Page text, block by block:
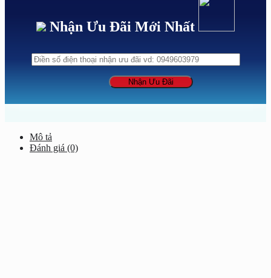
Nhận Ưu Đãi Mới Nhất
Mô tả
Đánh giá (0)